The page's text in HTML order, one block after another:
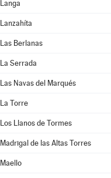
Langa
Lanzahíta
Las Berlanas
La Serrada
Las Navas del Marqués
La Torre
Los Llanos de Tormes
Madrigal de las Altas Torres
Maello